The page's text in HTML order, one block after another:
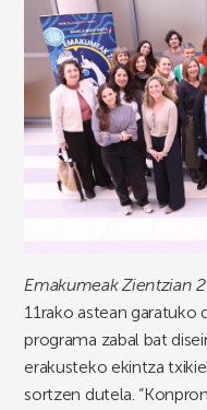
Emakumeak Zientzian
11rako astean garatuko
programa zabal bat
erakusteko ekintza
sortzen dutela.